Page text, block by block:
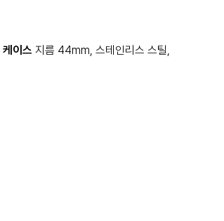
케이스 지름 44mm, 스테인리스 스틸,